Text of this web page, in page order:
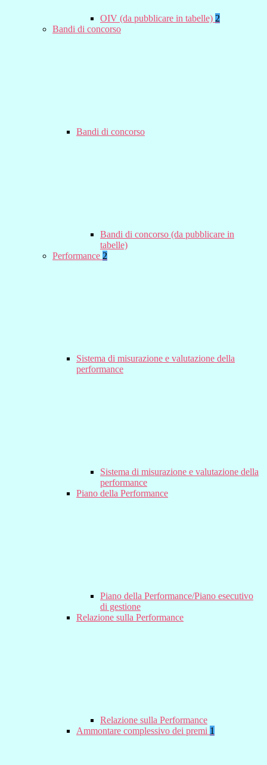
OIV (da pubblicare in tabelle) 2
Bandi di concorso
Bandi di concorso
Bandi di concorso (da pubblicare in
tabelle)
Performance 2
Sistema di misurazione e valutazione della
performance
Sistema di misurazione e valutazione della
performance
Piano della Performance
Piano della Performance/Piano esecutivo
di gestione
Relazione sulla Performance
Relazione sulla Performance
Ammontare complessivo dei premi 1